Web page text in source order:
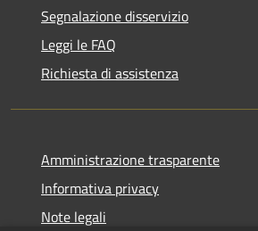
Segnalazione disservizio
Leggi le FAQ
Richiesta di assistenza
Amministrazione trasparente
Informativa privacy
Note legali